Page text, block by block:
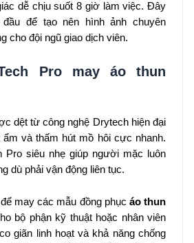
dễ chịu suốt 8 giờ làm việc. Đây
để tạo nên hình ảnh chuyên
cho đội ngũ giao dịch viên.
Pro may áo thun
dệt từ công nghệ Drytech hiện đại
và thấm hút mồ hôi cực nhanh.
Pro siêu nhẹ giúp người mặc luôn
dù phải vận động liên tục.
may các mẫu đồng phục áo thun
bộ phận kỹ thuật hoặc nhân viên
giãn linh hoạt và khả năng chống